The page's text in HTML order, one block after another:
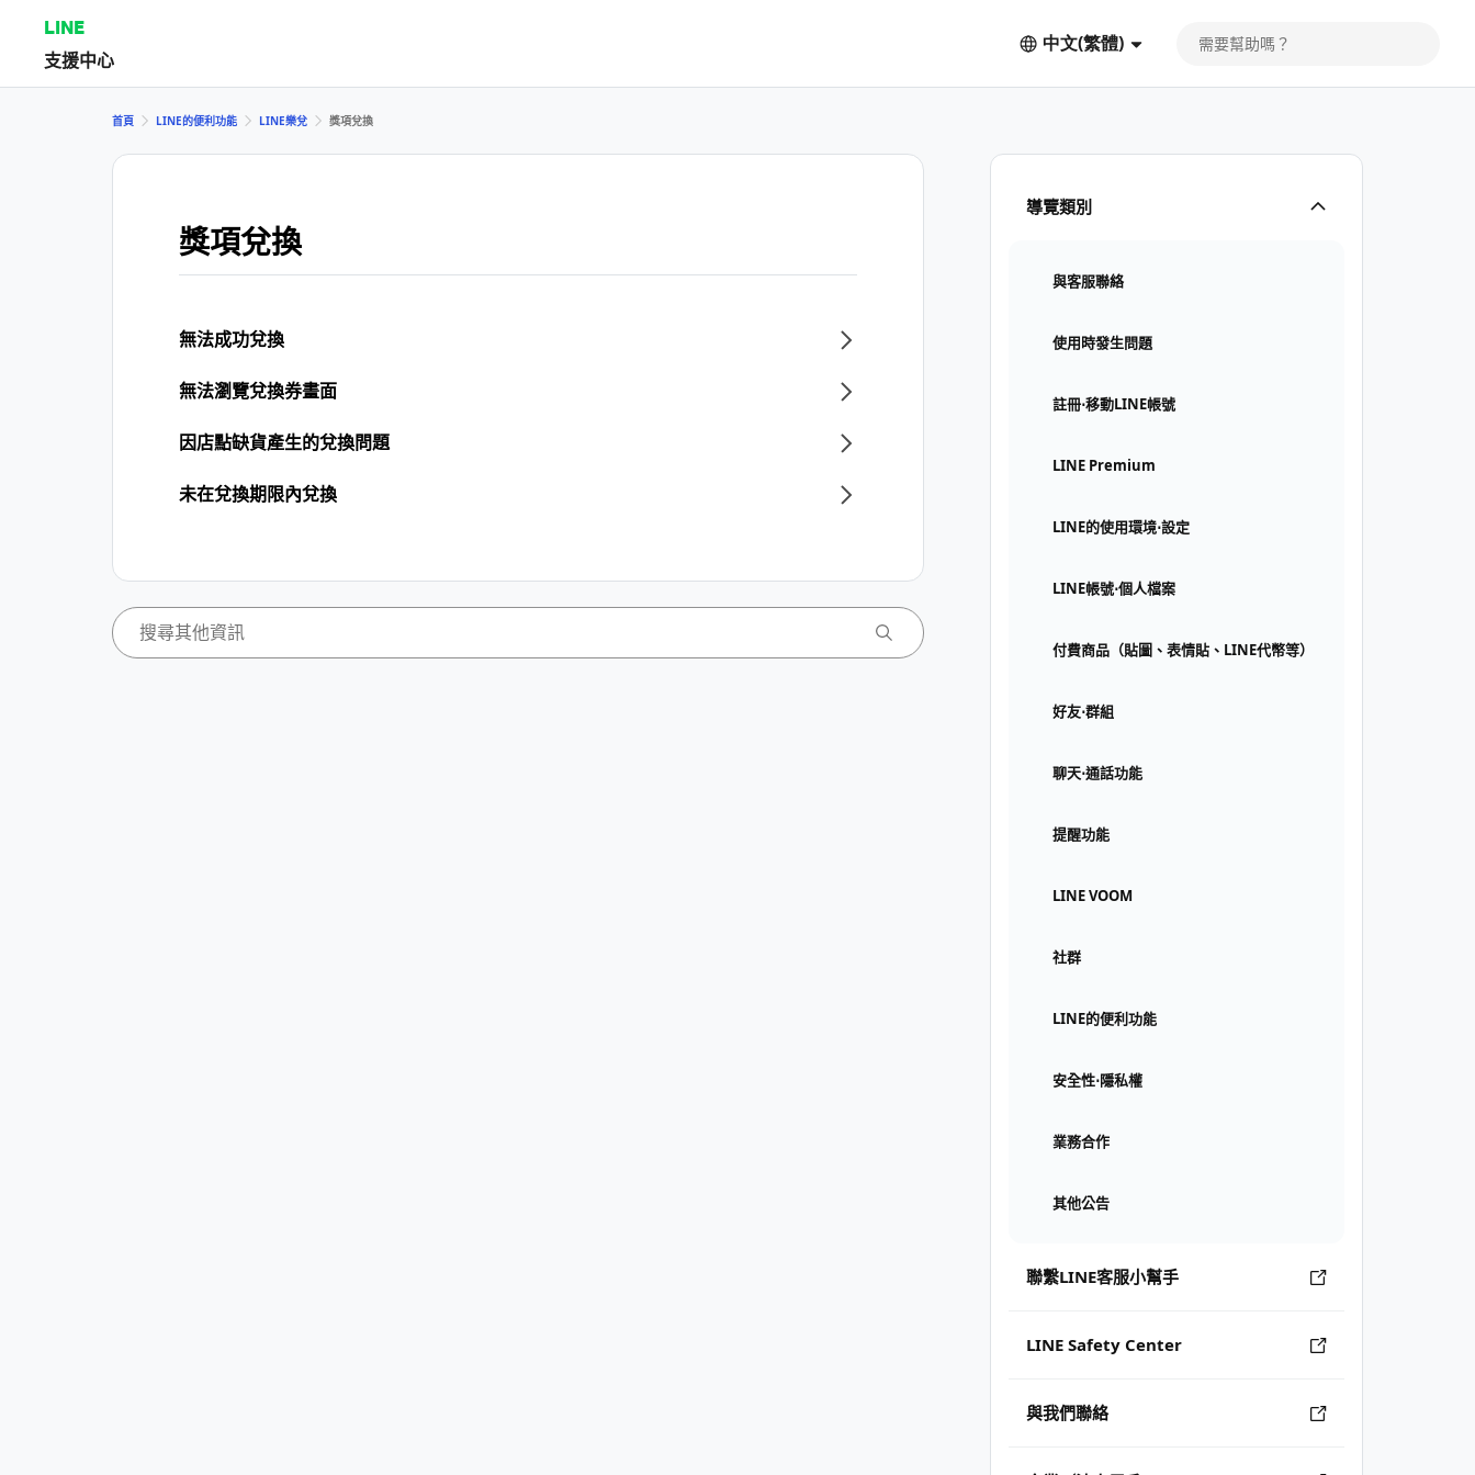
LINE
支援中心
中文(繁體)
導覽類別
與客服聯絡
使用時發生問題
註冊⋅移動LINE帳號
LINE Premium
LINE的使用環境⋅設定
LINE帳號⋅個人檔案
付費商品（貼圖、表情貼、LINE代幣等）
好友⋅群組
聊天⋅通話功能
提醒功能
LINE VOOM
社群
LINE的便利功能
安全性⋅隱私權
業務合作
其他公告
聯繫LINE客服小幫手
LINE Safety Center
與我們聯絡
首頁 LINE的便利功能 LINE樂兌 獎項兌換
獎項兌換
無法成功兌換
無法瀏覽兌換券畫面
因店點缺貨產生的兌換問題
未在兌換期限內兌換